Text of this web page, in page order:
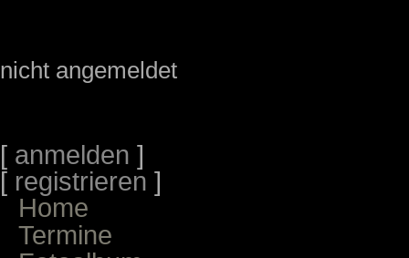
nicht angemeldet
[ anmelden ]
[ registrieren ]
Home
Termine